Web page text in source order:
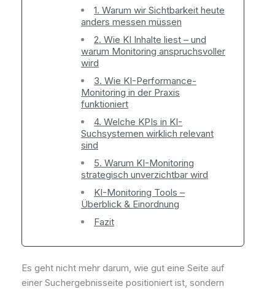
1. Warum wir Sichtbarkeit heute
anders messen müssen
2. Wie KI Inhalte liest – und
warum Monitoring anspruchsvoller
wird
3. Wie KI-Performance-
Monitoring in der Praxis
funktioniert
4. Welche KPIs in KI-
Suchsystemen wirklich relevant
sind
5. Warum KI-Monitoring
strategisch unverzichtbar wird
KI-Monitoring Tools –
Überblick & Einordnung
Fazit
Es geht nicht mehr darum, wie gut eine Seite auf
einer Suchergebnisseite positioniert ist, sondern